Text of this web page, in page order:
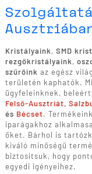
Kristályaink, SMD
rezgőkristályaink,
szűrőink az egész
területén kaphatók.
ügyfeleinknek,
Felső-Ausztriát,
és Bécset.
iparágakhoz
őket. Bárhol is
kiváló minőségű
biztosítsuk, hogy
egyedi igényeihez.